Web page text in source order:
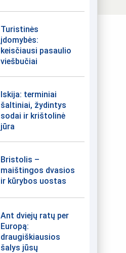
Turistinės
įdomybės:
keisčiausi pasaulio
viešbučiai
Iskija: terminiai
šaltiniai, žydintys
sodai ir krištolinė
jūra
Bristolis –
maištingos dvasios
ir kūrybos uostas
Ant dviejų ratų per
Europą:
draugiškiausios
šalys jūsų